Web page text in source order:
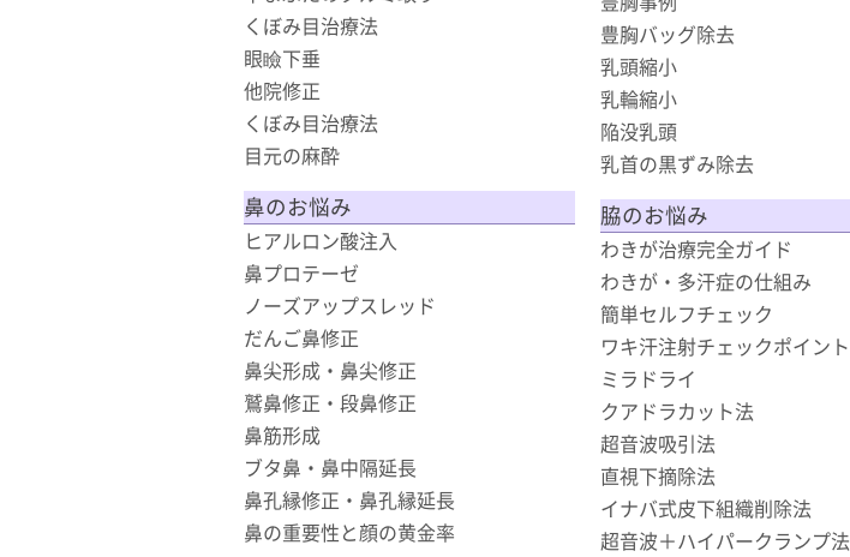
くぼみ目治療法
眼瞼下垂
他院修正
くぼみ目治療法
目元の麻酔
鼻のお悩み
ヒアルロン酸注入
鼻プロテーゼ
ノーズアップスレッド
だんご鼻修正
鼻尖形成・鼻尖修正
鷲鼻修正・段鼻修正
鼻筋形成
ブタ鼻・鼻中隔延長
鼻孔縁修正・鼻孔縁延長
鼻の重要性と顔の黄金率
豊胸バッグ除去
乳頭縮小
乳輪縮小
陥没乳頭
乳首の黒ずみ除去
脇のお悩み
わきが治療完全ガイド
わきが・多汗症の仕組み
簡単セルフチェック
ワキ汗注射チェックポイント
ミラドライ
クアドラカット法
超音波吸引法
直視下摘除法
イナバ式皮下組織削除法
超音波＋ハイパークランプ法